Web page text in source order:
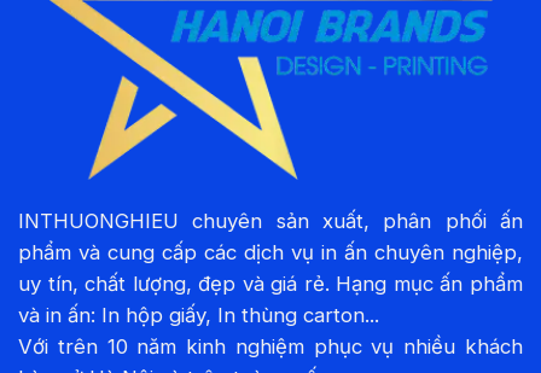
INTHUONGHIEU chuyên sản xuất, phân phối ấn
phẩm và cung cấp các dịch vụ in ấn chuyên nghiệp,
uy tín, chất lượng, đẹp và giá rẻ. Hạng mục ấn phẩm
và in ấn: In hộp giấy, In thùng carton...
Với trên 10 năm kinh nghiệm phục vụ nhiều khách